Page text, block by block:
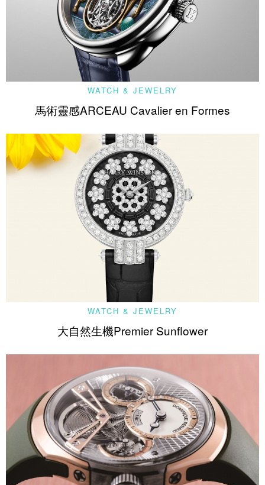
WATCH & JEWELRY
馬術靈感ARCEAU Cavalier en Formes
WATCH & JEWELRY
大自然生機Premier Sunflower